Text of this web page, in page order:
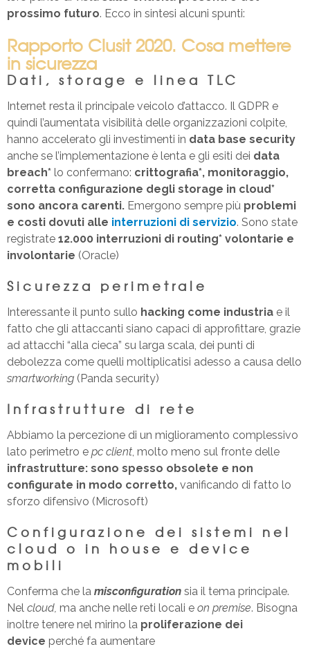
prossimo futuro. Ecco in sintesi alcuni spunti:
Rapporto Clusit 2020. Cosa mettere
in sicurezza
Dati, storage e linea TLC
Internet resta il principale veicolo d’attacco. Il GDPR e
quindi l’aumentata visibilità delle organizzazioni colpite,
hanno accelerato gli investimenti in data base security
anche se l’implementazione è lenta e gli esiti dei data
breach* lo confermano: crittografia*, monitoraggio,
corretta configurazione degli storage in cloud*
sono ancora carenti. Emergono sempre più problemi
e costi dovuti alle interruzioni di servizio. Sono state
registrate 12.000 interruzioni di routing* volontarie e
involontarie (Oracle)
Sicurezza perimetrale
Interessante il punto sullo hacking come industria e il
fatto che gli attaccanti siano capaci di approfittare, grazie
ad attacchi “alla cieca” su larga scala, dei punti di
debolezza come quelli moltiplicatisi adesso a causa dello
smartworking (Panda security)
Infrastrutture di rete
Abbiamo la percezione di un miglioramento complessivo
lato perimetro e pc client, molto meno sul fronte delle
infrastrutture: sono spesso obsolete e non
configurate in modo corretto, vanificando di fatto lo
sforzo difensivo (Microsoft)
Configurazione dei sistemi nel
cloud o in house e device
mobili
Conferma che la misconfiguration sia il tema principale.
Nel cloud, ma anche nelle reti locali e on premise. Bisogna
inoltre tenere nel mirino la proliferazione dei
device perché fa aumentare